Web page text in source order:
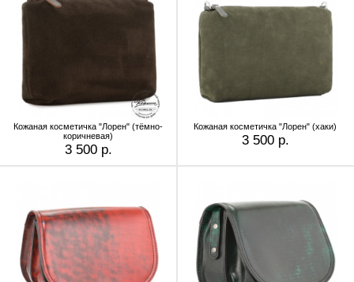
Кожаная косметичка "Лорен" (тёмно-
коричневая)
3 500 р.
Кожаная косметичка "Лорен" (хаки)
3 500 р.